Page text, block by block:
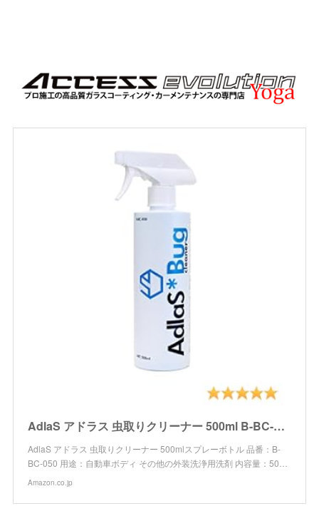
AdlaS アドラス 虫取りクリーナー 500ml B-BC-050 ボディ・ガラスに付いた虫・鳥糞、傷をつけずに分解除去
AdlaS アドラス 虫取りクリーナー 500mlスプレーボトル 品番：B-
BC-050 用途：自動車ボディ その他の外装洗浄用洗剤 内容量：50…
Amazon.co.jp